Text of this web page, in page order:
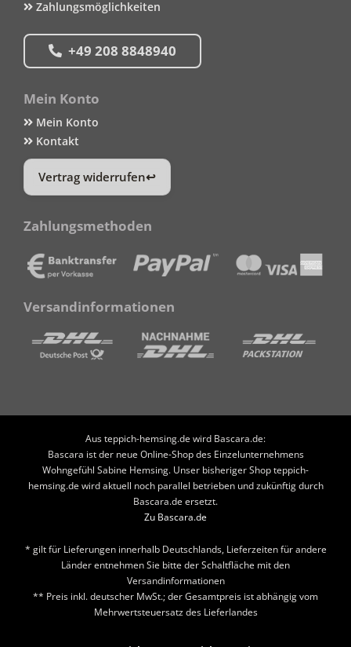
Zahlungsmöglichkeiten
+49 208 8848940
Mein Konto
Mein Konto
Kontakt
Vertrag widerrufen
Zahlungsmethoden
Versandinformationen
Aus teppich-hemsing.de wird Bascara.de:
Bascara ist der neue Online-Shop des Einzelunternehmens
Wohngefühl Sabine Hemsing. Unser bisheriger Shop teppich-
hemsing.de wird aktuell noch parallel betrieben und zukünftig durch
Bascara.de ersetzt.
Zu Bascara.de
* gilt für Lieferungen innerhalb Deutschlands, Lieferzeiten für andere
Länder entnehmen Sie bitte der Schaltfläche mit den
Versandinformationen
** Preis inkl. deutscher MwSt.; der Gesamtpreis ist abhängig vom
Mehrwertsteuersatz des Lieferlandes